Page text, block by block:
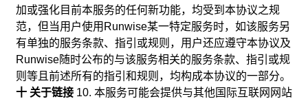
加或强化目前本服务的任何新功能，均受到本协议之规
范，但当用户使用Runwise某一特定服务时，如该服务另
有单独的服务条款、指引或规则，用户还应遵守本协议及
Runwise随时公布的与该服务相关的服务条款、指引或规
则等且前述所有的指引和规则，均构成本协议的一部分。
十 关于链接 10. 本服务可能会提供与其他国际互联网网站